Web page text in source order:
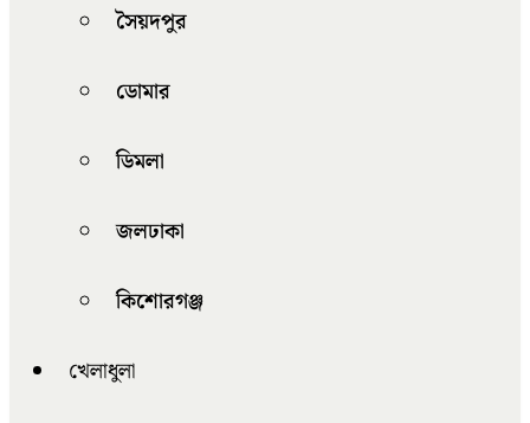
সৈয়দপুর
ডোমার
ডিমলা
জলঢাকা
কিশোরগঞ্জ
খেলাধুলা